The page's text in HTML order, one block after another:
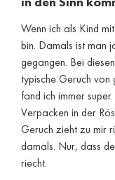
Wenn ich als Kind
bin. Damals ist man
gegangen. Bei
typische Geruch von
fand ich immer
Verpacken in der
Geruch zieht zu mir
damals. Nur, dass
riecht.